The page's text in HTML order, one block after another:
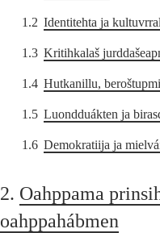
1.2 Identitehta ja
1.3 Kritihkalaš
1.4 Hutkanillu,
1.5 Luondduákten ja
1.6 Demokratiija ja
2. Oahppama
oahppahábmen